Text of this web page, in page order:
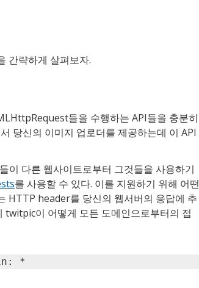
간략하게 살펴보자.
들을 수행하는 API들을 충분히
당신의 이미지 업로더를 제공하는데 이 API
이 다른 웹사이트로부터 그것들을 사용하기
를 사용할 수 있다. 이를 지원하기 위해 어떤
HTTP header를 당신의 웹서버의 응답에 추
twitpic이 어떻게 모든 도메인으로부터의 접
*